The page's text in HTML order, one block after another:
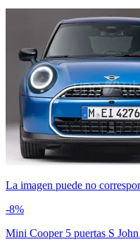
La imagen puede no
-8%
Mini Cooper 5 puertas S